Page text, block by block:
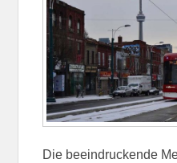
Die beeindruckende